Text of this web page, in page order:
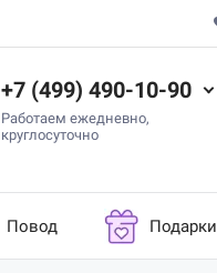
+7 (499) 490-10-90
Работаем ежедневно,
круглосуточно
Повод Подарки